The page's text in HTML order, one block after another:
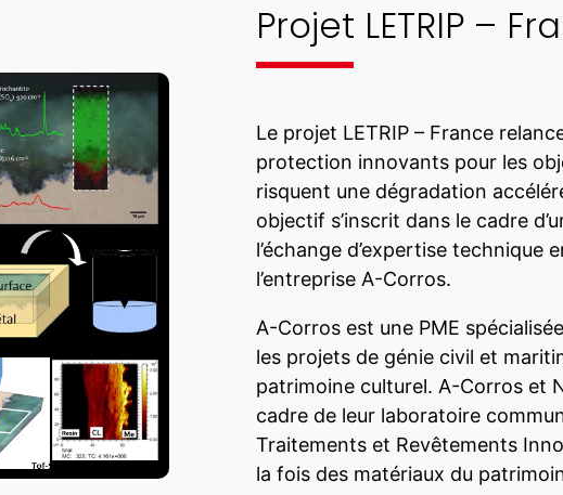
Projet LETRIP –
Le projet LETRIP – France
protection innovants pour les
risquent une dégradation
objectif s’inscrit dans le cadre
l’échange d’expertise technique
l’entreprise A-Corros.
A-Corros est une PME
les projets de génie civil et
patrimoine culturel. A-Corros et
cadre de leur laboratoire
Traitements et Revêtements
la fois des matériaux du